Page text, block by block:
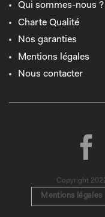
Qui sommes-nous ?
Charte Qualité
Nos garanties
Mentions légales
Nous contacter
Copyright
Mentions légales